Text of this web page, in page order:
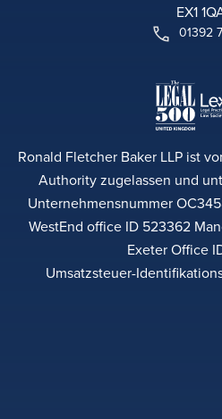
EX1
01392
Ronald Fletcher Baker LLP ist
Authority zugelassen und
Unternehmensnummer
WestEnd office ID 523362
Exeter Office
Umsatzsteuer-